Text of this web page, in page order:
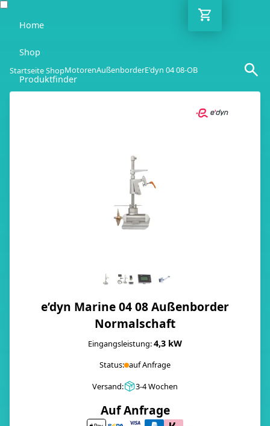
Home
Shop
Produktfinder
Startseite ShopMotorenAußenborderE'dyn 04 08-OB
e’dyn Marine 04 08 Außenborder
Normalschaft
Eingangsleistung:4,3 kW
Status: auf Anfrage
Versand:
3-4 Wochen
Auf Anfrage